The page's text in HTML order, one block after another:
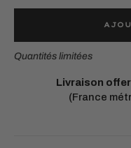
Quantités limitées
Matières
Chaque